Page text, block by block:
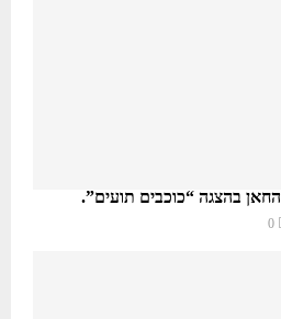
בהצגה “כוכבים תועים”.
0